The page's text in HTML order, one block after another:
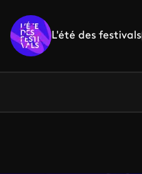
L'été des festivals